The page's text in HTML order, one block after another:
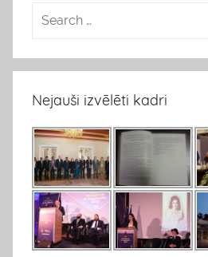
Nejauši izvēlēti kadri